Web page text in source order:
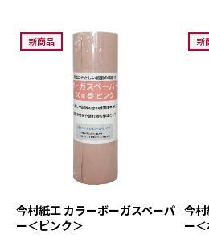
新商品
今村紙工 カラーボーガスペーパ
ー＜ピンク＞
新
今
ー